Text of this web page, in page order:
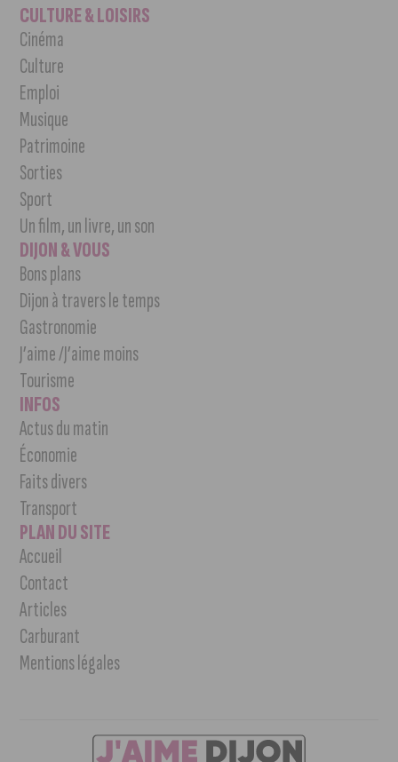
CULTURE & LOISIRS
Cinéma
Culture
Emploi
Musique
Patrimoine
Sorties
Sport
Un film, un livre, un son
DIJON & VOUS
Bons plans
Dijon à travers le temps
Gastronomie
J’aime /J’aime moins
Tourisme
INFOS
Actus du matin
Économie
Faits divers
Transport
PLAN DU SITE
Accueil
Contact
Articles
Carburant
Mentions légales